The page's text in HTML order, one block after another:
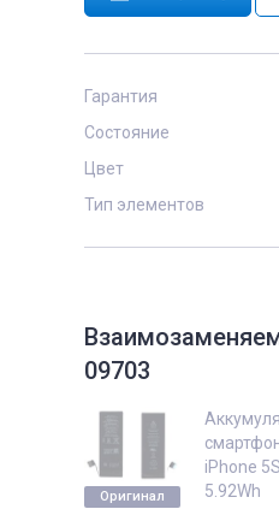
Гарантия
Состояние
Цвет
Тип элементов
09703
Оригинал
iPhone
5.92Wh